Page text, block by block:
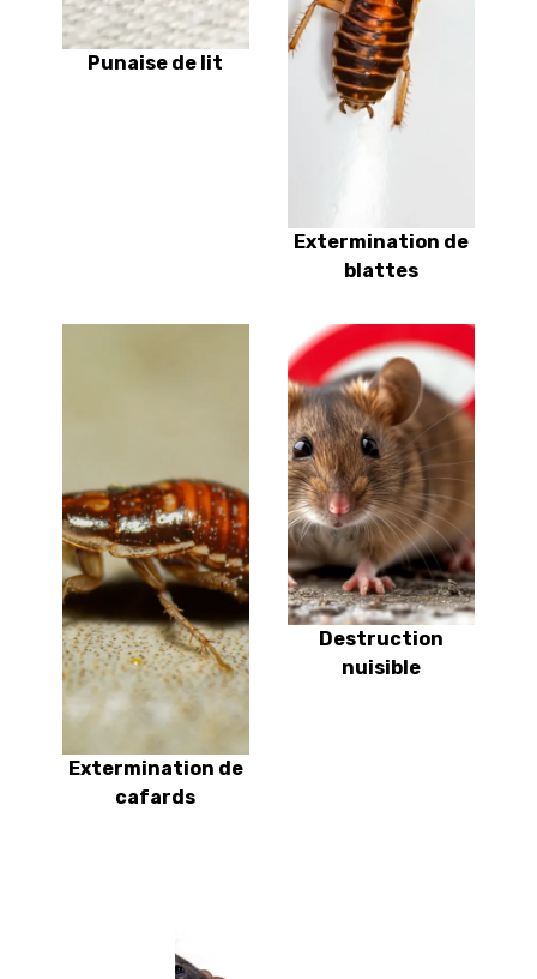
Punaise de lit
Extermination de
blattes
Extermination de
cafards
Destruction
nuisible